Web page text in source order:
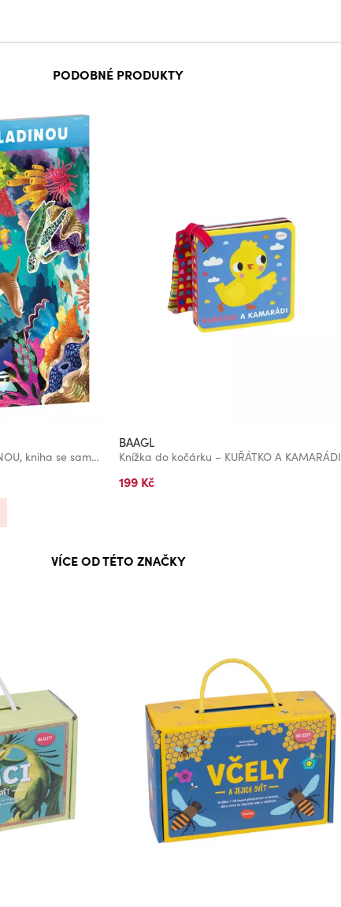
PODOBNÉ PRODUKTY
Čti a nalepuj – POD HLADINOU, kniha se samolepkami
BAAGL
Knížka do kočárku – KUŘÁTKO A KAMARÁDI
199 Kč
VÍCE OD TÉTO ZNAČKY